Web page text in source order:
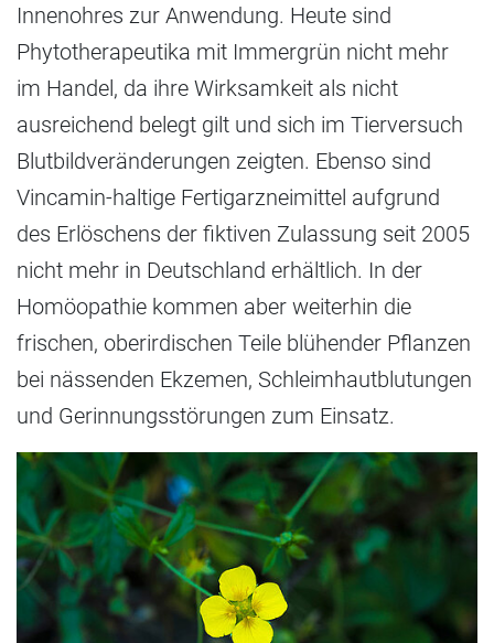
Innenohres zur Anwendung. Heute sind
Phytotherapeutika mit Immergrün nicht mehr
im Handel, da ihre Wirksamkeit als nicht
ausreichend belegt gilt und sich im Tierversuch
Blutbildveränderungen zeigten. Ebenso sind
Vincamin-haltige Fertigarzneimittel aufgrund
des Erlöschens der fiktiven Zulassung seit 2005
nicht mehr in Deutschland erhältlich. In der
Homöopathie kommen aber weiterhin die
frischen, oberirdischen Teile blühender Pflanzen
bei nässenden Ekzemen, Schleimhautblutungen
und Gerinnungsstörungen zum Einsatz.